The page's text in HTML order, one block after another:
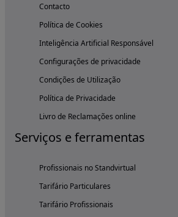
Contacto
Política de Cookies
Inteligência Artificial Responsável
Configurações de privacidade
Condições de Utilização
Política de Privacidade
Livro de Reclamações online
Serviços e ferramentas
Profissionais no Standvirtual
Tarifário Particulares
Tarifário Profissionais